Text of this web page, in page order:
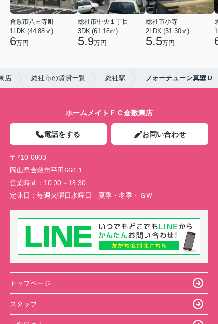
倉敷市八王寺町
1LDK (44.88㎡)
6万円
総社市中央１丁目
3DK (61.18㎡)
5.9万円
総社市小寺
2LDK (51.30㎡)
5.5万円
店 総社市の賃貸一覧 総社駅 フォーチューン真壁Ｄ
ホームメイトＦＣ倉敷東店
電話をする お問い合わせ
〒710-0003
岡山県倉敷市平田660-1
営業時間： 10:00～18:30
定休日： 毎週火曜日水曜日 夏季・冬季・ＧＷ
トップページ
スタッフ